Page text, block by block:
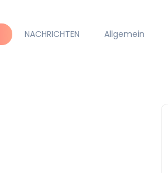
NACHRICHTEN Allgemein